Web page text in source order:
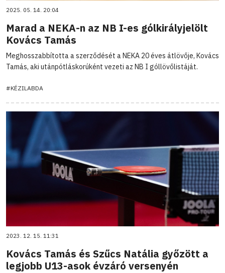
2025. 05. 14. 20:04
Marad a NEKA-n az NB I-es gólkirályjelölt
Kovács Tamás
Meghosszabbította a szerződését a NEKA 20 éves átlövője, Kovács
Tamás, aki utánpótláskorúként vezeti az NB I góllövőlistáját.
#KÉZILABDA
2023. 12. 15. 11:31
Kovács Tamás és Szűcs Natália győzött a
legjobb U13-asok évzáró versenyén